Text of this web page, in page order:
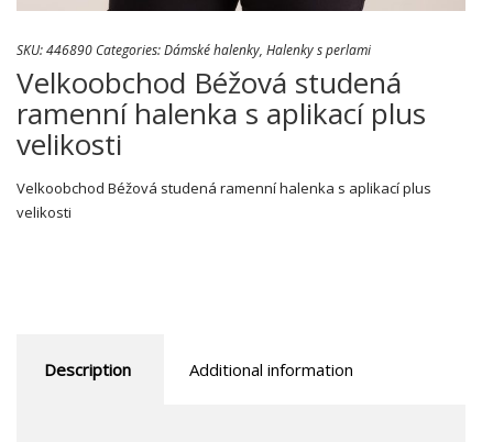
SKU:446890 Categories:Dámské halenky, Halenky s perlami
Velkoobchod Béžová studená
ramenní halenka s aplikací plus
velikosti
Velkoobchod Béžová studená ramenní halenka s aplikací plus
velikosti
Description Additional information